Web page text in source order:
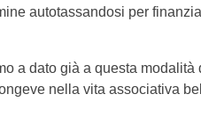
autotassandosi per
a dato già a questa modalità
nella vita associativa